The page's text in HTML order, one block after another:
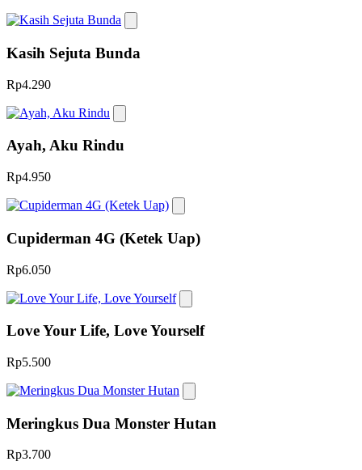
Kasih Sejuta Bunda
Rp4.290
Ayah, Aku Rindu
Rp4.950
Cupiderman 4G (Ketek Uap)
Rp6.050
Love Your Life, Love Yourself
Rp5.500
Meringkus Dua Monster Hutan
Rp3.700